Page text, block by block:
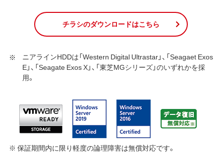
チラシのダウンロードはこちら
ニアラインHDDは「Western Digital Ultrastar」、「Seagaet Exos
E」、「Seagate Exos X」、「東芝MGシリーズ」のいずれかを採
用。
※ 保証期間内に限り軽度の論理障害は無償対応です。